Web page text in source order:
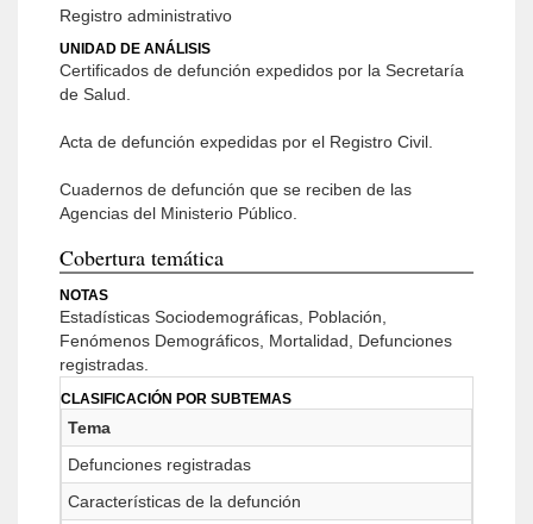
Registro administrativo
UNIDAD DE ANÁLISIS
Certificados de defunción expedidos por la Secretaría
de Salud.
Acta de defunción expedidas por el Registro Civil.
Cuadernos de defunción que se reciben de las
Agencias del Ministerio Público.
Cobertura temática
NOTAS
Estadísticas Sociodemográficas, Población,
Fenómenos Demográficos, Mortalidad, Defunciones
registradas.
CLASIFICACIÓN POR SUBTEMAS
Tema
Defunciones registradas
Características de la defunción